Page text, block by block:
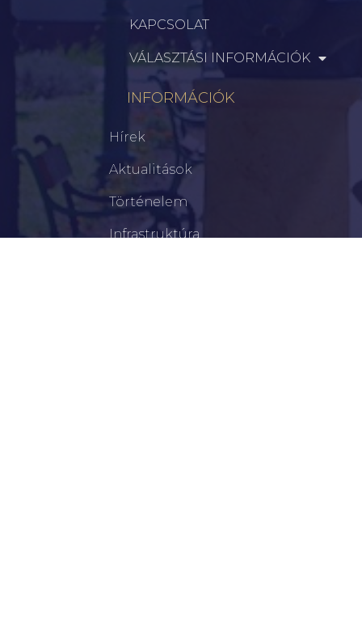
KAPCSOLAT
VÁLASZTÁSI INFORMÁCIÓK
INFORMÁCIÓK
Hírek
Aktualitások
Történelem
Infrastruktúra